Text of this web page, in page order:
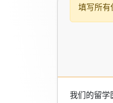
填写所有
我们的留学